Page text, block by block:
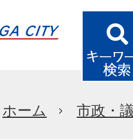
ホーム 市政・